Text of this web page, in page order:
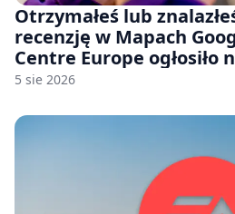
Otrzymałeś lub
recenzję w Mapach
Centre Europe ogłosiło
odwoławczą dla firm i
5 sie 2026